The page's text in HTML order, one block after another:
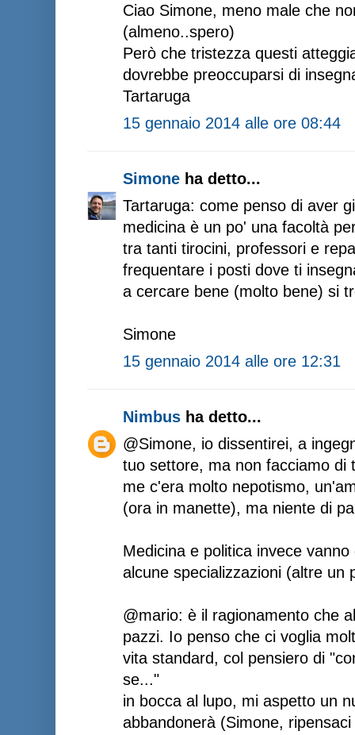
Ciao Simone, meno male che
(almeno..spero)
Però che tristezza questi
dovrebbe preoccuparsi di
Tartaruga
15 gennaio 2014 alle ore 08:44
Simone ha detto...
Tartaruga: come penso di aver
medicina è un po' una facoltà
tra tanti tirocini, professori e
frequentare i posti dove ti
a cercare bene (molto bene) si
Simone
15 gennaio 2014 alle ore 12:31
Nimbus ha detto...
@Simone, io dissentirei, a
tuo settore, ma non facciamo di
me c'era molto nepotismo,
(ora in manette), ma niente di
Medicina e politica invece
alcune specializzazioni (altre un
@mario: è il ragionamento che
pazzi. Io penso che ci voglia
vita standard, col pensiero di
se..."
in bocca al lupo, mi aspetto un
abbandonerà (Simone,